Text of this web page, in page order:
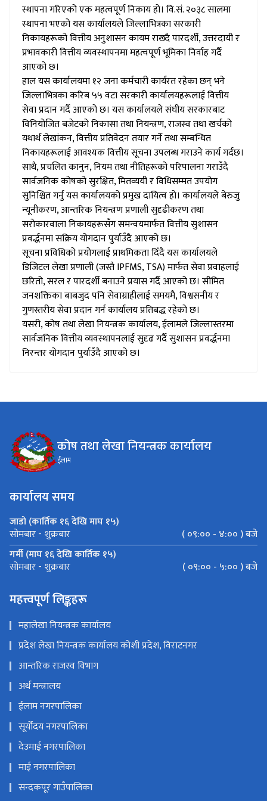
स्थापना गरिएको एक महत्वपूर्ण निकाय हो। वि.सं. २०३८ सालमा
स्थापना भएको यस कार्यालयले जिल्लाभित्रका सरकारी
निकायहरूको वित्तीय अनुशासन कायम राख्दै पारदर्शी, उत्तरदायी र
प्रभावकारी वित्तीय व्यवस्थापनमा महत्वपूर्ण भूमिका निर्वाह गर्दै
आएको छ।
हाल यस कार्यालयमा १२ जना कर्मचारी कार्यरत रहेका छन् भने
जिल्लाभित्रका करिब ५५ वटा सरकारी कार्यालयहरूलाई वित्तीय
सेवा प्रदान गर्दै आएको छ। यस कार्यालयले संघीय सरकारबाट
विनियोजित बजेटको निकासा तथा नियन्त्रण, राजस्व तथा खर्चको
यथार्थ लेखांकन, वित्तीय प्रतिवेदन तयार गर्ने तथा सम्बन्धित
निकायहरूलाई आवश्यक वित्तीय सूचना उपलब्ध गराउने कार्य गर्दछ।
साथै, प्रचलित कानुन, नियम तथा नीतिहरूको परिपालना गराउँदै
सार्वजनिक कोषको सुरक्षित, मितव्ययी र विधिसम्मत उपयोग
सुनिश्चित गर्नु यस कार्यालयको प्रमुख दायित्व हो। कार्यालयले बेरुजु
न्यूनीकरण, आन्तरिक नियन्त्रण प्रणाली सुदृढीकरण तथा
सरोकारवाला निकायहरूसँग समन्वयमार्फत वित्तीय सुशासन
प्रवर्द्धनमा सक्रिय योगदान पुर्याउँदै आएको छ।
सूचना प्रविधिको प्रयोगलाई प्राथमिकता दिँदै यस कार्यालयले
डिजिटल लेखा प्रणाली (जस्तै IPFMS, TSA) मार्फत सेवा प्रवाहलाई
छरितो, सरल र पारदर्शी बनाउने प्रयास गर्दै आएको छ। सीमित
जनशक्तिका बाबजुद पनि सेवाग्राहीलाई समयमै, विश्वसनीय र
गुणस्तरीय सेवा प्रदान गर्न कार्यालय प्रतिबद्ध रहेको छ।
यसरी, कोष तथा लेखा नियन्त्रक कार्यालय, ईलामले जिल्लास्तरमा
सार्वजनिक वित्तीय व्यवस्थापनलाई सुदृढ गर्दै सुशासन प्रवर्द्धनमा
निरन्तर योगदान पुर्याउँदै आएको छ।
कोष तथा लेखा नियन्त्रक कार्यालय
ईलाम
कार्यालय समय
जाडो (कार्तिक १६ देखि माघ १५)
सोमबार - शुक्रबार
( ०९:०० - ४:०० ) बजे
गर्मी (माघ १६ देखि कार्तिक १५)
सोमबार - शुक्रबार ( ०९:०० - ५:०० ) बजे
महत्त्वपूर्ण लिङ्कहरू
महालेखा नियन्त्रक कार्यालय
प्रदेश लेखा नियन्त्रक कार्यालय कोशी प्रदेश, विराटनगर
आन्तरिक राजस्व विभाग
अर्थ मन्त्रालय
ईलाम नगरपालिका
सूर्योदय नगरपालिका
देउमाई नगरपालिका
माई नगरपालिका
सन्दकपूर गाउँपालिका